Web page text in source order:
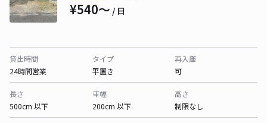
¥540〜 / 日
貸出時間
24時間営業
タイプ
平置き
再入庫
可
長さ
500cm 以下
車幅
200cm 以下
高さ
制限なし